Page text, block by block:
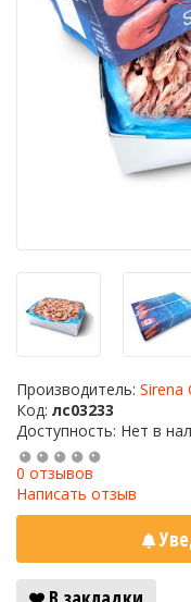
Производитель: Sirena
Код: лс03233
Доступность: Нет в
0 отзывов
Написать отзыв